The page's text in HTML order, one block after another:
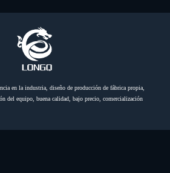
en la industria, diseño de producción de fábrica propia,
del equipo, buena calidad, bajo precio, comercialización